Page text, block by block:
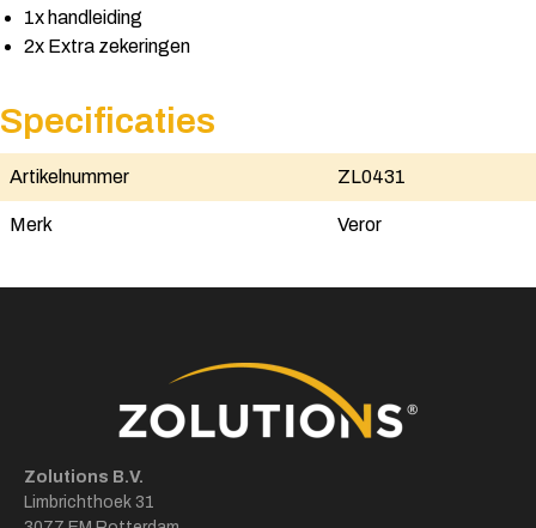
1x handleiding
2x Extra zekeringen
Specificaties
Artikelnummer ZL0431
Merk Veror
Zolutions B.V.
Limbrichthoek 31